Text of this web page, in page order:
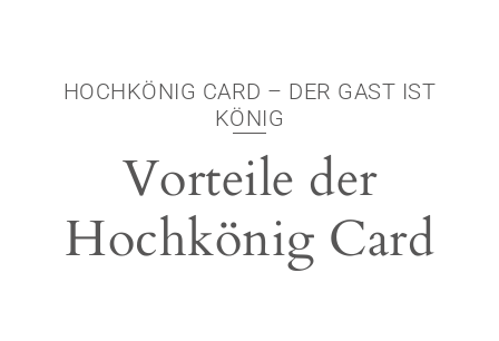
HOCHKÖNIG CARD – DER GAST IST
KÖNIG
Vorteile der
Hochkönig Card